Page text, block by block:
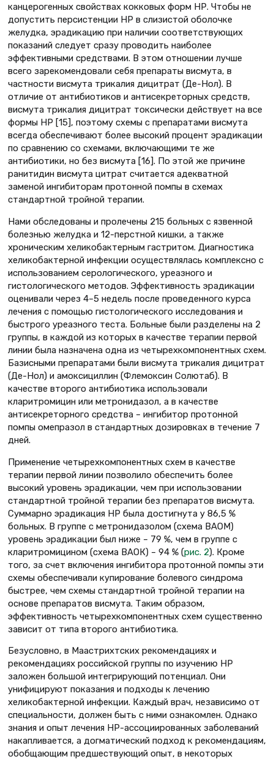
канцерогенных свойствах кокковых форм НР. Чтобы не
допустить персистенции НР в слизистой оболочке
желудка, эрадикацию при наличии соответствующих
показаний следует сразу проводить наиболее
эффективными средствами. В этом отношении лучше
всего зарекомендовали себя препараты висмута, в
частности висмута трикалия дицитрат (Де-Нол). В
отличие от антибиотиков и антисекреторных средств,
висмута трикалия дицитрат токсически действует на все
формы НР [15], поэтому схемы с препаратами висмута
всегда обеспечивают более высокий процент эрадикации
по сравнению со схемами, включающими те же
антибиотики, но без висмута [16]. По этой же причине
ранитидин висмута цитрат считается адекватной
заменой ингибиторам протонной помпы в схемах
стандартной тройной терапии.
Нами обследованы и пролечены 215 больных с язвенной
болезнью желудка и 12-перстной кишки, а также
хроническим хеликобактерным гастритом. Диагностика
хеликобактерной инфекции осуществлялась комплексно с
использованием серологического, уреазного и
гистологического методов. Эффективность эрадикации
оценивали через 4–5 недель после проведенного курса
лечения с помощью гистологического исследования и
быстрого уреазного теста. Больные были разделены на 2
группы, в каждой из которых в качестве терапии первой
линии была назначена одна из четырехкомпонентных схем.
Базисными препаратами были висмута трикалия дицитрат
(Де-Нол) и амоксициллин (Флемоксин Солютаб). В
качестве второго антибиотика использовали
кларитромицин или метронидазол, а в качестве
антисекреторного средства – ингибитор протонной
помпы омепразол в стандартных дозировках в течение 7
дней.
Применение четырехкомпонентных схем в качестве
терапии первой линии позволило обеспечить более
высокий уровень эрадикации, чем при использовании
стандартной тройной терапии без препаратов висмута.
Суммарно эрадикация НР была достигнута у 86,5 %
больных. В группе с метронидазолом (схема ВАОМ)
уровень эрадикации был ниже – 79 %, чем в группе с
кларитромицином (схема ВАОК) – 94 % (рис. 2). Кроме
того, за счет включения ингибитора протонной помпы эти
схемы обеспечивали купирование болевого синдрома
быстрее, чем схемы стандартной тройной терапии на
основе препаратов висмута. Таким образом,
эффективность четырехкомпонентных схем существенно
зависит от типа второго антибиотика.
Безусловно, в Маастрихтских рекомендациях и
рекомендациях российской группы по изучению НР
заложен большой интегрирующий потенциал. Они
унифицируют показания и подходы к лечению
хеликобактерной инфекции. Каждый врач, независимо от
специальности, должен быть с ними ознакомлен. Однако
знания и опыт лечения НР-ассоциированных заболеваний
накапливается, а догматический подход к рекомендациям,
обобщающим предшествующий опыт, в некоторых